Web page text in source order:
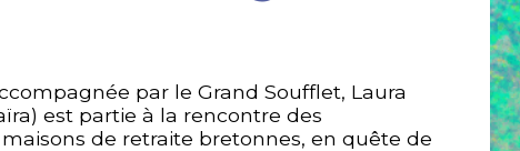
par le Grand Soufflet, Laura
est partie à la rencontre des
de retraite bretonnes, en quête de